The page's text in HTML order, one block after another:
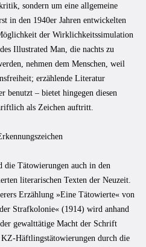
sondern um eine allgemeine
in den 1940er Jahren entwickelten
der Wirklichkeitssimulation
Illustrated Man, die nachts zu
nehmen dem Menschen, weil
erzählende Literatur
benutzt – bietet hingegen diesen
als Zeichen auftritt.
Tätowierungen auch in den
literarischen Texten der Neuzeit.
Erzählung »Eine Tätowierte« von
Strafkolonie« (1914) wird anhand
gewalttätige Macht der Schrift
Häftlingstätowierungen durch die